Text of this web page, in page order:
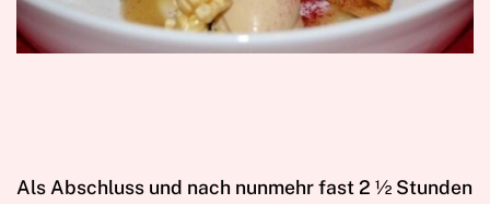
Als Abschluss und nach nunmehr fast 2 ½ Stunden